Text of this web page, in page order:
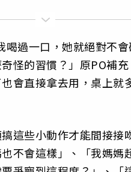
過一口，她就絕對不
怪的習慣？」原PO補
會直接拿去用，桌上就
這些小動作才能間接接
不會這樣」、「我媽媽